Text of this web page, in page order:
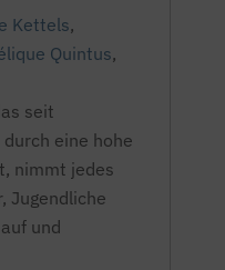
Kettels,
Quintus,
seit
eine hohe
nimmt jedes
Jugendliche
und